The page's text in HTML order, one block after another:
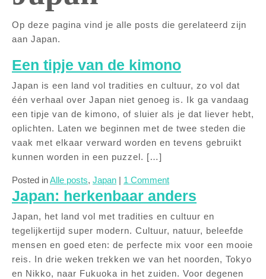
Op deze pagina vind je alle posts die gerelateerd zijn
aan Japan.
Een tipje van de kimono
Japan is een land vol tradities en cultuur, zo vol dat
één verhaal over Japan niet genoeg is. Ik ga vandaag
een tipje van de kimono, of sluier als je dat liever hebt,
oplichten. Laten we beginnen met de twee steden die
vaak met elkaar verward worden en tevens gebruikt
kunnen worden in een puzzel. […]
Posted inAlle posts, Japan | 1 Comment
Japan: herkenbaar anders
Japan, het land vol met tradities en cultuur en
tegelijkertijd super modern. Cultuur, natuur, beleefde
mensen en goed eten: de perfecte mix voor een mooie
reis. In drie weken trekken we van het noorden, Tokyo
en Nikko, naar Fukuoka in het zuiden. Voor degenen